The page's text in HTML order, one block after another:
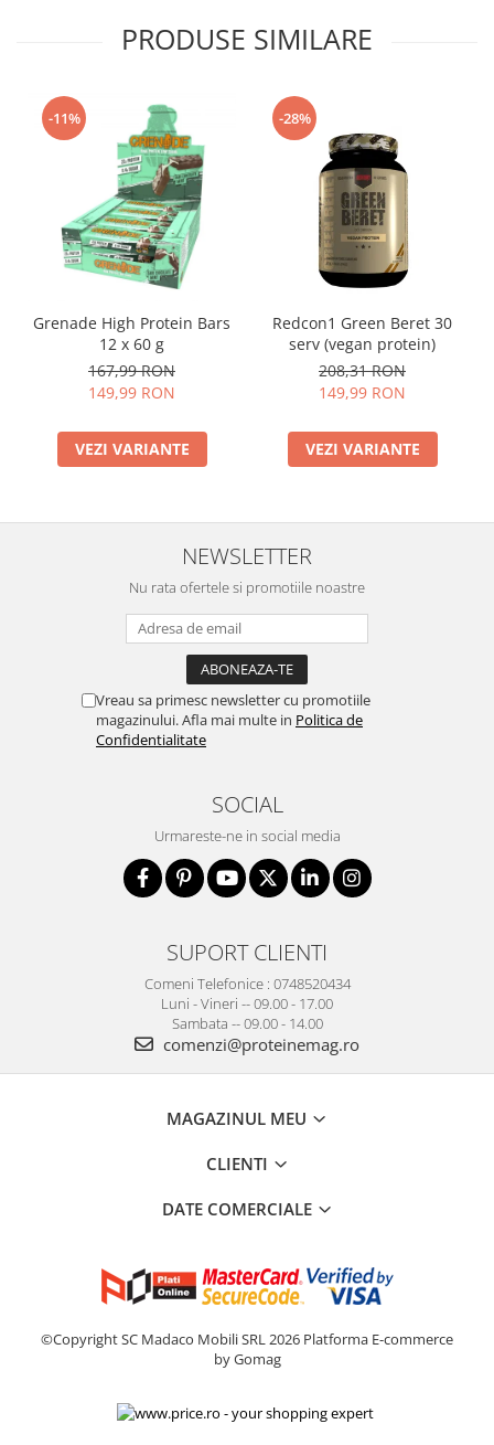
PRODUSE SIMILARE
-11%
Grenade High Protein Bars
12 x 60 g
167,99 RON
149,99 RON
VEZI VARIANTE
-28%
Redcon1 Green Beret 30
serv (vegan protein)
208,31 RON
149,99 RON
VEZI VARIANTE
NEWSLETTER
Nu rata ofertele si promotiile noastre
Vreau sa primesc newsletter cu promotiile
magazinului. Afla mai multe in Politica de
Confidentialitate
SOCIAL
Urmareste-ne in social media
SUPORT CLIENTI
Comeni Telefonice : 0748520434
Luni - Vineri -- 09.00 - 17.00
Sambata -- 09.00 - 14.00
comenzi@proteinemag.ro
MAGAZINUL MEU
CLIENTI
DATE COMERCIALE
©Copyright SC Madaco Mobili SRL 2026 Platforma E-commerce
by Gomag